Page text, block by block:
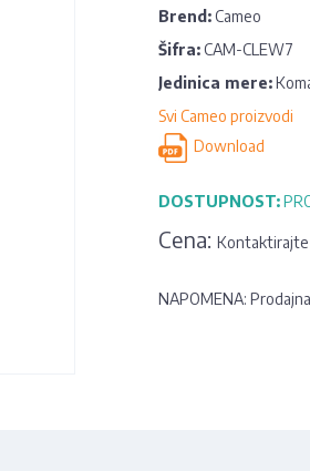
Brend:Cameo
Šifra:CAM-CLEW7
Jedinica mere:
Svi Cameo proizvodi
Download
DOSTUPNOST:
Cena: Kontaktirajte
NAPOMENA: